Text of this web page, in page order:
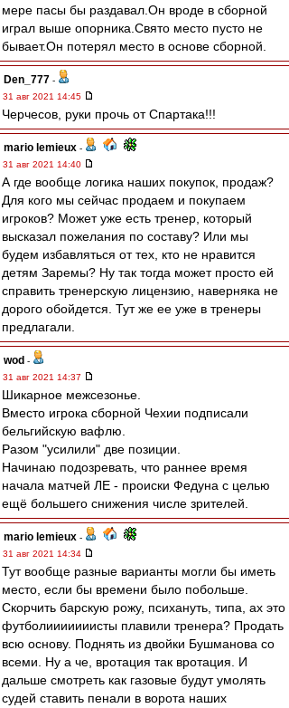
мере пасы бы раздавал.Он вроде в сборной
играл выше опорника.Свято место пусто не
бывает.Он потерял место в основе сборной.
Den_777 -
31 авг 2021 14:45
Черчесов, руки прочь от Спартака!!!
mario lemieux -
31 авг 2021 14:40
А где вообще логика наших покупок, продаж?
Для кого мы сейчас продаем и покупаем
игроков? Может уже есть тренер, который
высказал пожелания по составу? Или мы
будем избавляться от тех, кто не нравится
детям Заремы? Ну так тогда может просто ей
справить тренерскую лицензию, наверняка не
дорого обойдется. Тут же ее уже в тренеры
предлагали.
wod -
31 авг 2021 14:37
Шикарное межсезонье.
Вместо игрока сборной Чехии подписали
бельгийскую вафлю.
Разом "усилили" две позиции.
Начинаю подозревать, что раннее время
начала матчей ЛЕ - происки Федуна с целью
ещё большего снижения числе зрителей.
mario lemieux -
31 авг 2021 14:34
Тут вообще разные варианты могли бы иметь
место, если бы времени было побольше.
Скорчить барскую рожу, психануть, типа, ах это
футболииииииисты плавили тренера? Продать
всю основу. Поднять из двойки Бушманова со
всеми. Ну а че, вротация так вротация. И
дальше смотреть как газовые будут умолять
судей ставить пенали в ворота наших